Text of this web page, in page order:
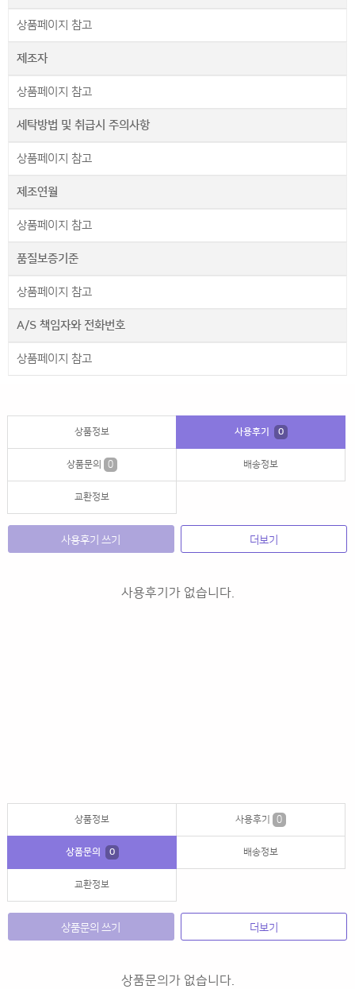
상품페이지 참고
제조자
상품페이지 참고
세탁방법 및 취급시 주의사항
상품페이지 참고
제조연월
상품페이지 참고
품질보증기준
상품페이지 참고
A/S 책임자와 전화번호
상품페이지 참고
상품정보 사용후기 0
상품문의 0 배송정보
교환정보
사용후기 쓰기 더보기
사용후기가 없습니다.
상품정보 사용후기 0
상품문의 0 배송정보
교환정보
상품문의 쓰기 더보기
상품문의가 없습니다.